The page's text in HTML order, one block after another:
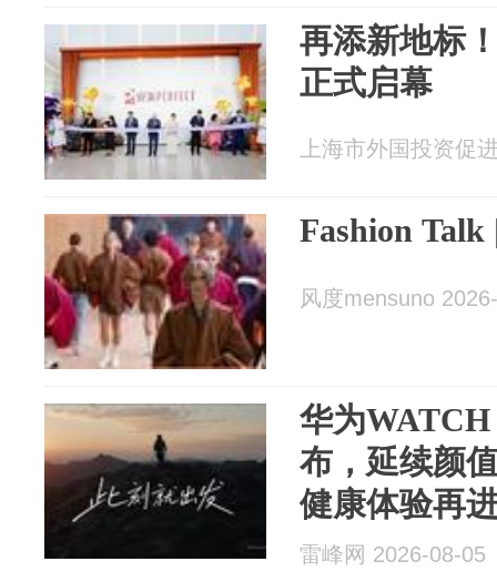
再添新地标
正式启幕
上海市外国投资促
Fashion Talk
风度mensuno
华为
布，延续颜
健康体验再
雷峰网 2026-08-05